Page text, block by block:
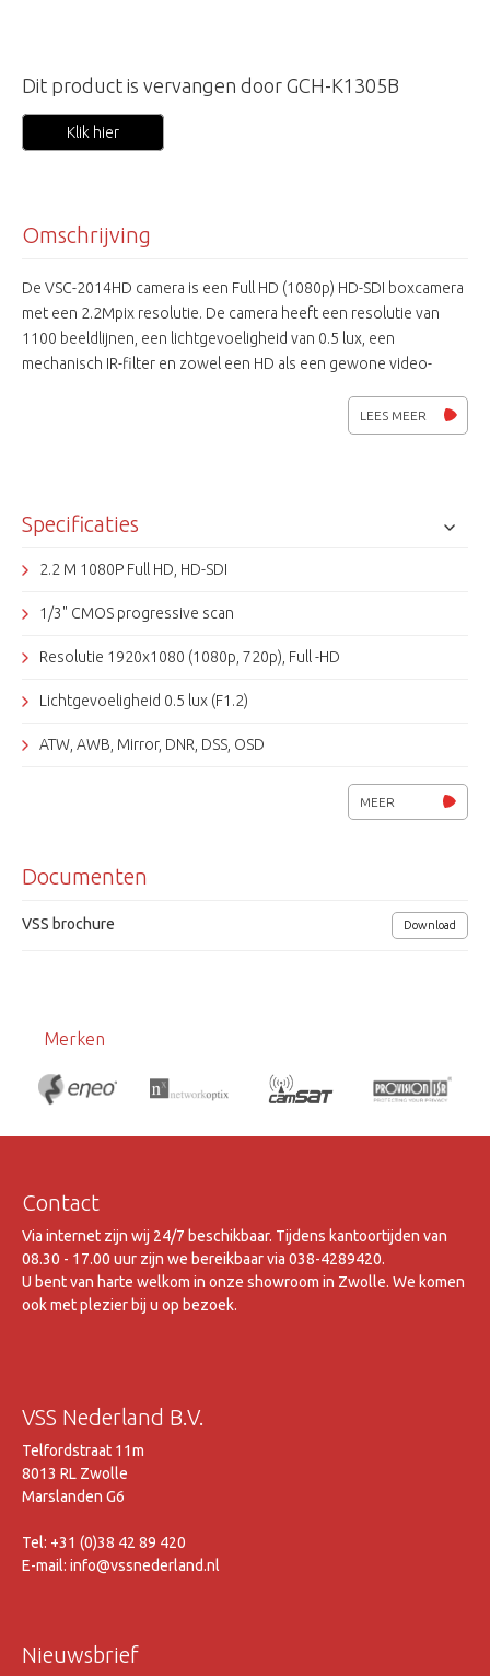
Dit product is vervangen door GCH-K1305B
Klik hier
Omschrijving
De VSC-2014HD camera is een Full HD (1080p) HD-SDI boxcamera
met een 2.2Mpix resolutie. De camera heeft een resolutie van
1100 beeldlijnen, een lichtgevoeligheid van 0.5 lux, een
mechanisch IR-filter en zowel een HD als een gewone video-
en 32 privacy zones. De HD-cctv is gebaseerd op de SMPTE-292M
studio norm waaraan een aantal beveiligingseigenschappen zijn
LEES MEER
Specificaties
2.2 M 1080P Full HD, HD-SDI
1/3" CMOS progressive scan
Resolutie 1920x1080 (1080p, 720p), Full -HD
Lichtgevoeligheid 0.5 lux (F1.2)
ATW, AWB, Mirror, DNR, DSS, OSD
Privacy masking, bewegingsdetectie
SDI uitgang, CVBS spot uitgang
Afmetingen (lxbxh) 76x53x126mm
MEER
Documenten
VSS brochure Download
Merken
Contact
Via internet zijn wij 24/7 beschikbaar. Tijdens kantoortijden van
08.30 - 17.00 uur zijn we bereikbaar via 038-4289420.
U bent van harte welkom in onze showroom in Zwolle. We komen
ook met plezier bij u op bezoek.
VSS Nederland B.V.
Telfordstraat 11m
8013 RL Zwolle
Marslanden G6
Tel: +31 (0)38 42 89 420
E-mail: info@vssnederland.nl
Nieuwsbrief